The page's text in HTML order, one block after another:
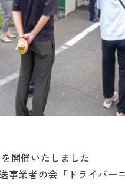
開催いたしました
事業者の会「ドライバ